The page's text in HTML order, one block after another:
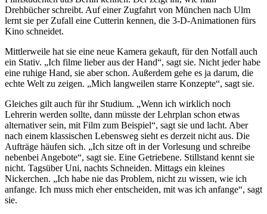
Drehbücher schreibt. Auf einer Zugfahrt von München nach Ulm
lernt sie per Zufall eine Cutterin kennen, die 3-D-Animationen fürs
Kino schneidet.
Mittlerweile hat sie eine neue Kamera gekauft, für den Notfall auch
ein Stativ. „Ich filme lieber aus der Hand“, sagt sie. Nicht jeder habe
eine ruhige Hand, sie aber schon. Außerdem gehe es ja darum, die
echte Welt zu zeigen. „Mich langweilen starre Konzepte“, sagt sie.
Gleiches gilt auch für ihr Studium. „Wenn ich wirklich noch
Lehrerin werden sollte, dann müsste der Lehrplan schon etwas
alternativer sein, mit Film zum Beispiel“, sagt sie und lacht. Aber
nach einem klassischen Lebensweg sieht es derzeit nicht aus. Die
Aufträge häufen sich. „Ich sitze oft in der Vorlesung und schreibe
nebenbei Angebote“, sagt sie. Eine Getriebene. Stillstand kennt sie
nicht. Tagsüber Uni, nachts Schneiden. Mittags ein kleines
Nickerchen. „Ich habe nie das Problem, nicht zu wissen, wie ich
anfange. Ich muss mich eher entscheiden, mit was ich anfange“, sagt
sie.